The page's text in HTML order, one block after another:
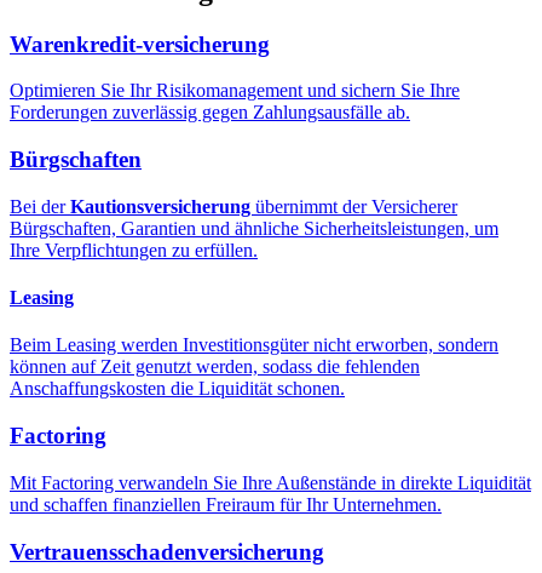
Warenkredit-versicherung
Optimieren Sie Ihr Risikomanagement und sichern Sie Ihre
Forderungen zuverlässig gegen Zahlungsausfälle ab.
Bürgschaften
Bei derKautionsversicherung übernimmt der Versicherer
Bürgschaften, Garantien und ähnliche Sicherheitsleistungen, um
Ihre Verpflichtungen zu erfüllen.
Leasing
Beim Leasing werden Investitionsgüter nicht erworben, sondern
können auf Zeit genutzt werden, sodass die fehlenden
Anschaffungskosten die Liquidität schonen.
Factoring
Mit Factoring verwandeln Sie Ihre Außenstände in direkte Liquidität
und schaffen finanziellen Freiraum für Ihr Unternehmen.
Vertrauensschaden­versicherung